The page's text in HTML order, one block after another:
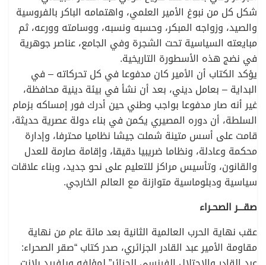
شكل كل من نبوغ الأمير العلمي، واهتمامه الباكر بالفروسية
والصيد، وزواجه المبكر، وحسبه ونسبه، ووسامته وورعه، ثم
مبايعته السياسية تحت الشجرة وفي الجامع، عناصر جوهرية
في نضج هذه الأسطورة التاريخية.
يؤكد الكتاب أن الأمير كان مدفوعا في كل تحركاته – في
البداية – بعامل ديني، بعد أن نشأ في بيئة دينية محافظة،
غير أنه صار مدفوعا بواجب وطني حين أدرك فور إمساكه بزمام
السلطة، أن دوره المصيري يكمن في بناء دولة عصرية حديثة،
قامت على أسس متينة شملت جيشا نظاميا محترفا، وإدارة
محكمة وعادلة، ونظاما ضريبيا دقيقا، وإقامة صارمة للعدل
والقانون، وتأسيس مراكز للتعليم على نحو جديد، وبناء علاقات
سياسية ودبلوماسية متوازنة مع العالم الخارجي.
صقـــر الصحـراء
عقب نهاية الحرب العالمية الثانية بعد مائة عام من نهاية
مقاومة الأمير عبد القادر الجزائري، صدر كتاب “صقر الصحراء: